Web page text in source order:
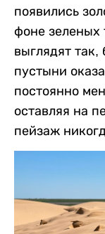
появились
фоне зеленых
выглядят так,
пустыни
постоянно
оставляя на
пейзаж